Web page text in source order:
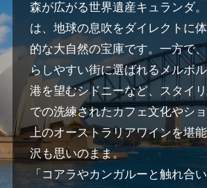
森が広がる世界遺産キュランダ
は、地球の息吹をダイレクトに
的な大自然の宝庫です。一方で
らしやすい街に選ばれるメルボ
港を望むシドニーなど、スタイ
での洗練されたカフェ文化やシ
上のオーストラリアワインを堪
沢も思いのまま。
「コアラやカンガルーと触れ合